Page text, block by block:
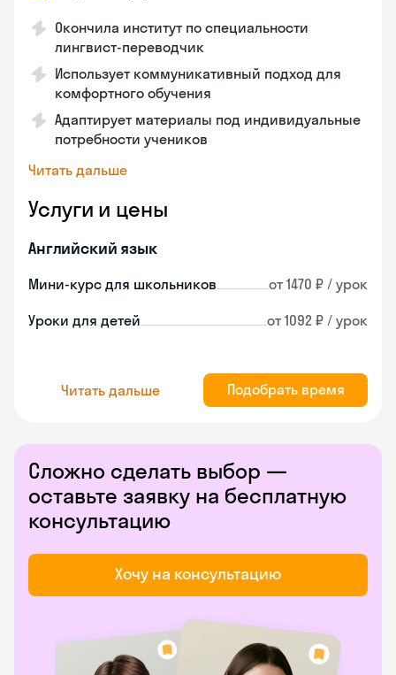
Окончила институт по специальности
лингвист-переводчик
Использует коммуникативный подход для
комфортного обучения
Адаптирует материалы под индивидуальные
потребности учеников
Читать дальше
Услуги и цены
Английский язык
Мини-курс для школьников от 1470 ₽ / урок
Уроки для детей от 1092 ₽ / урок
Читать дальше Подобрать время
Сложно сделать выбор —
оставьте заявку на бесплатную
консультацию
Хочу на консультацию